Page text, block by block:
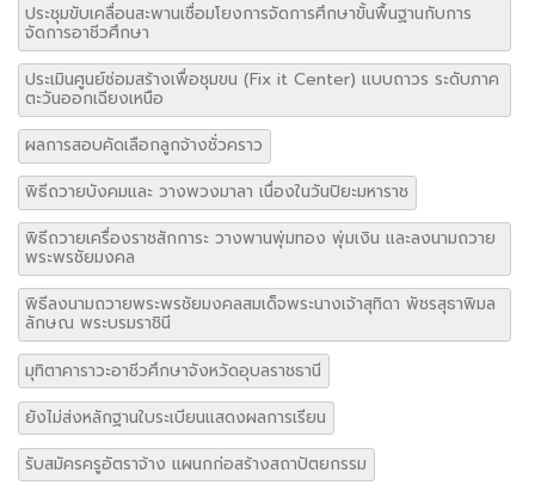
ประชุมขับเคลื่อนสะพานเชื่อมโยงการจัดการศึกษาขั้นพื้นฐานกับการ
จัดการอาชีวศึกษา
ประเมินศูนย์ซ่อมสร้างเพื่อชุมขน (Fix it Center) แบบถาวร ระดับภาค
ตะวันออกเฉียงเหนือ
ผลการสอบคัดเลือกลูกจ้างชั่วคราว
พิธีถวายบังคมและ วางพวงมาลา เนื่องในวันปิยะมหาราช
พิธีถวายเครื่องราชสักการะ วางพานพุ่มทอง พุ่มเงิน และลงนามถวาย
พระพรชัยมงคล
พิธีลงนามถวายพระพรชัยมงคลสมเด็จพระนางเจ้าสุทิดา พัชรสุธาพิมล
ลักษณ พระบรมราชินี
มุทิตาคาราวะอาชีวศึกษาจังหวัดอุบลราชธานี
ยังไม่ส่งหลักฐานใบระเบียนแสดงผลการเรียน
รับสมัครครูอัตราจ้าง แผนกก่อสร้างสถาปัตยกรรม